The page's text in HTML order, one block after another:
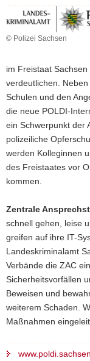
© Polizei Sachsen
im Freistaat
verdeutlichen.
Schulen und den
die neue POLDI-
ein Schwerpunkt der
polizeiliche
werden Kolleginnen
des Freistaates vor
kommen.
Zentrale
schnell gehen, leise
greifen auf ihre IT-
Landeskriminalamt
Verbände die ZAC
Sicherheitsvorfällen
Beweisen und
weiterem Schaden.
Maßnahmen